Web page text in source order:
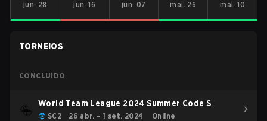
jun. 28
jun. 16
jun. 07
mai. 26
mai. 10
TORNEIOS
CONCLUÍDO
World Team League 2024 Summer Code S
SC2 26 abr. – 1 set. 2024 Online